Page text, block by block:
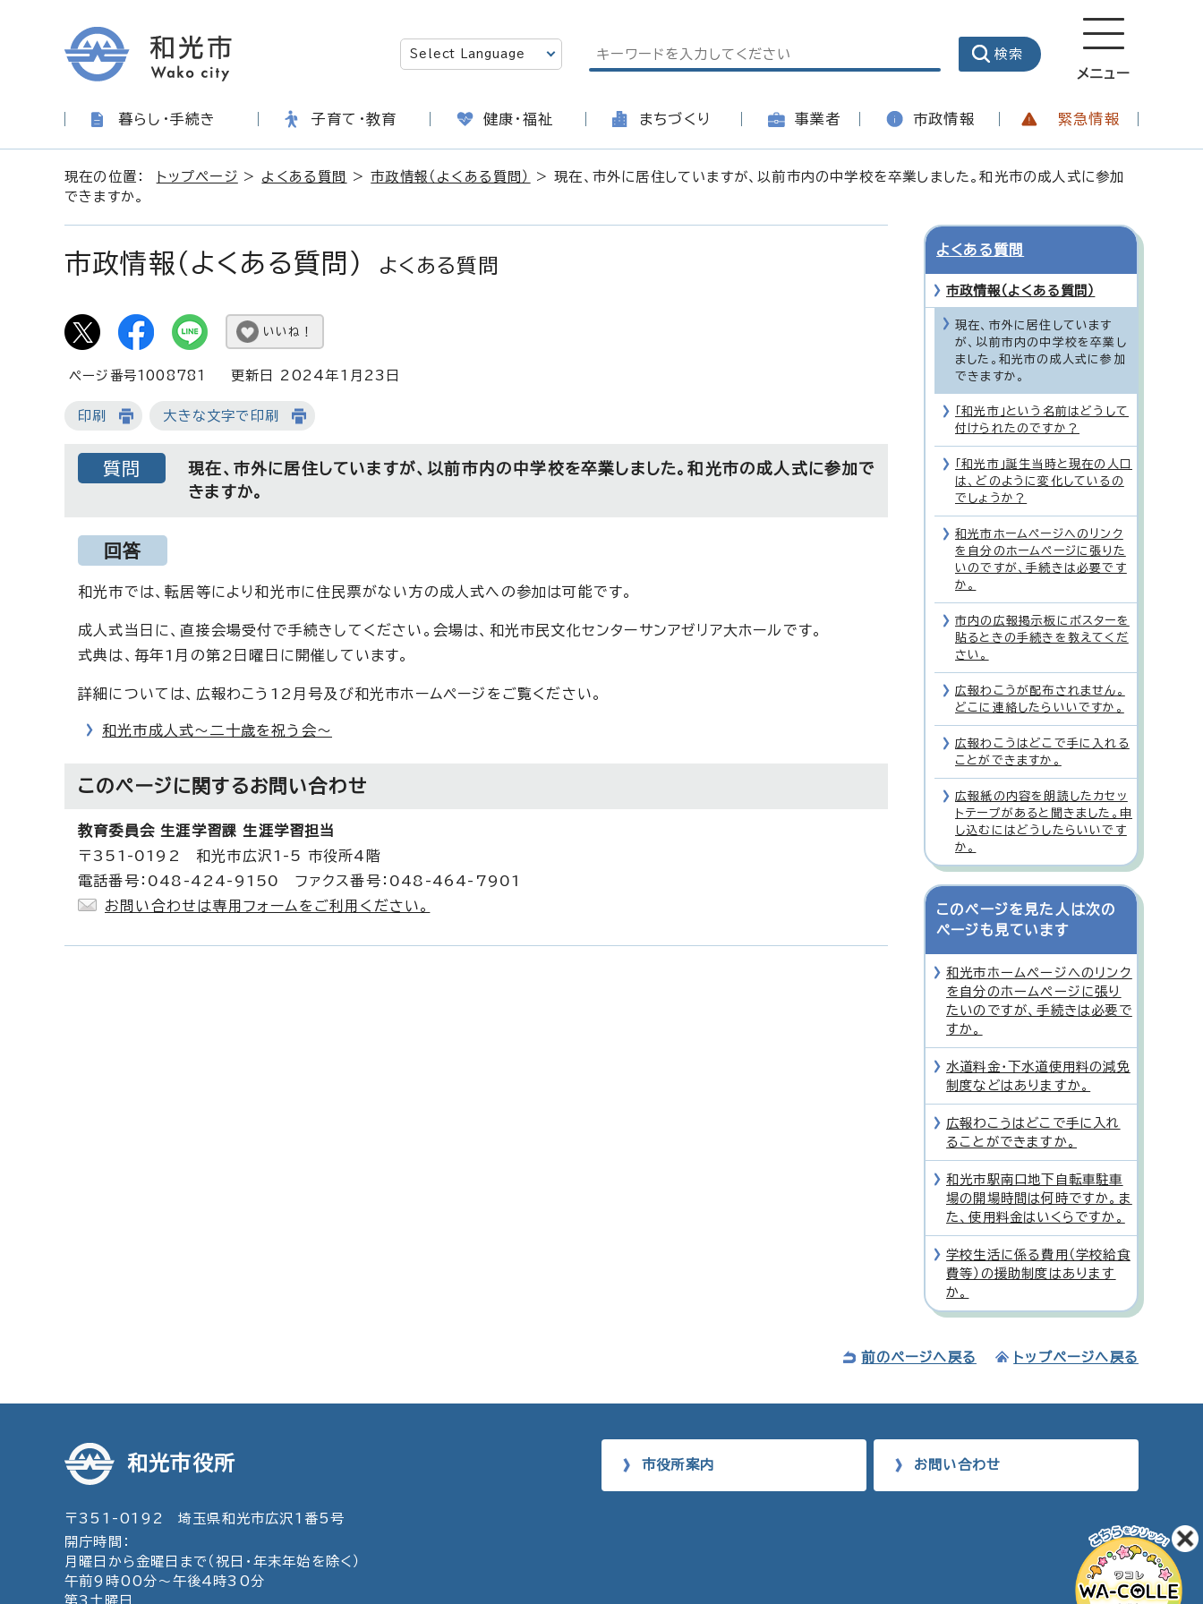
メニュー
暮らし・手続き 子育て・教育 健康・福祉 まちづくり 事業者 市政情報 緊急情報
現在の位置： トップページ > よくある質問 >市政情報（よくある質問）
> 現在、市外に居住していますが、以前市内の中学校を卒業しました。和光市の成人式に参加
できますか。
市政情報（よくある質問） よくある質問
いいね！
ページ番号1008781 更新日 2024年1月23日
印刷 大きな文字で印刷
質問
現在、市外に居住していますが、以前市内の中学校を卒業しました。和光市の成人式に参加で
きますか。
回答
和光市では、転居等により和光市に住民票がない方の成人式への参加は可能です。
成人式当日に、直接会場受付で手続きしてください。会場は、和光市民文化センターサンアゼリア大ホールです。
式典は、毎年1月の第2日曜日に開催しています。
詳細については、広報わこう12月号及び和光市ホームページをご覧ください。
和光市成人式～二十歳を祝う会～
このページに関するお問い合わせ
教育委員会 生涯学習課 生涯学習担当
〒351-0192 和光市広沢1-5 市役所4階
電話番号：048-424-9150 ファクス番号：048-464-7901
お問い合わせは専用フォームをご利用ください。
よくある質問
市政情報（よくある質問）
現在、市外に居住しています
が、以前市内の中学校を卒業し
ました。和光市の成人式に参加
できますか。
「和光市」という名前はどうして
付けられたのですか？
「和光市」誕生当時と現在の人口
は、どのように変化しているの
でしょうか？
和光市ホームページへのリンク
を自分のホームページに張りた
いのですが、手続きは必要です
か。
市内の広報掲示板にポスターを
貼るときの手続きを教えてくだ
さい。
広報わこうが配布されません。
どこに連絡したらいいですか。
広報わこうはどこで手に入れる
ことができますか。
広報紙の内容を朗読したカセッ
トテープがあると聞きました。申
し込むにはどうしたらいいです
か。
このページを見た人は次の
ページも見ています
和光市ホームページへのリンク
を自分のホームページに張り
たいのですが、手続きは必要で
すか。
水道料金・下水道使用料の減免
制度などはありますか。
広報わこうはどこで手に入れ
ることができますか。
和光市駅南口地下自転車駐車
場の開場時間は何時ですか。ま
た、使用料金はいくらですか。
学校生活に係る費用（学校給食
費等）の援助制度はあります
か。
前のページへ戻る トップページへ戻る
和光市役所
〒351-0192 埼玉県和光市広沢1番5号
開庁時間：
月曜日から金曜日まで（祝日・年末年始を除く）
午前9時00分～午後4時30分
第3土曜日
市役所案内 お問い合わせ